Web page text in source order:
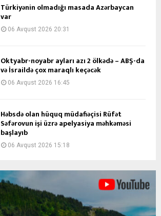
Türkiyənin olmadığı masada Azərbaycan
var
06 Avqust 2026 20:31
Oktyabr-noyabr ayları azı 2 ölkədə – ABŞ-da
və İsraildə çox maraqlı keçəcək
06 Avqust 2026 16:45
Həbsdə olan hüquq müdafiəçisi Rüfət
Səfərovun işi üzrə apelyasiya məhkəməsi
başlayıb
06 Avqust 2026 15:18